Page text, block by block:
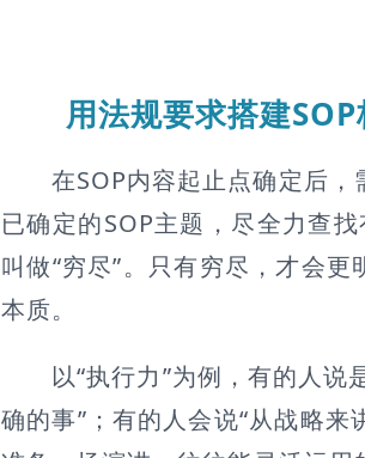
用法规要求搭建
在SOP内容起止点确定后，
已确定的SOP主题，尽全力查
叫做“穷尽”。只有穷尽，才会
本质。
以“执行力”为例，有的人说是
确的事”；有的人会说“从战略